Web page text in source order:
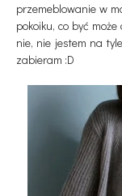
przemeblowanie w
pokoiku, co być
nie, nie jestem na
zabieram :D